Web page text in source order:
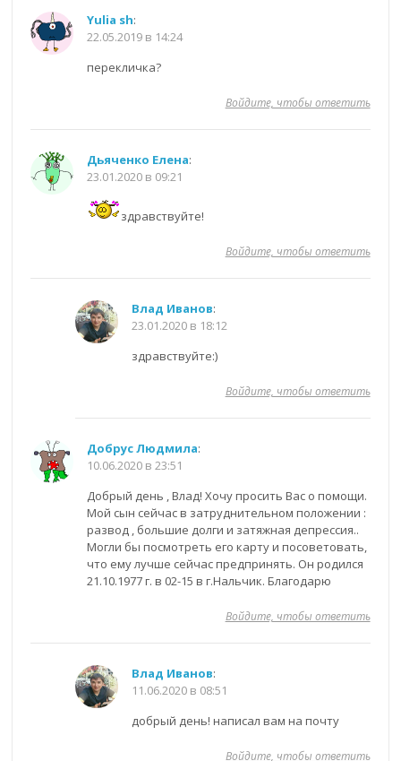
Yulia sh:
22.05.2019 в 14:24
перекличка?
Войдите, чтобы ответить
Дьяченко Елена:
23.01.2020 в 09:21
здравствуйте!
Войдите, чтобы ответить
Влад Иванов:
23.01.2020 в 18:12
здравствуйте:)
Войдите, чтобы ответить
Добрус Людмила:
10.06.2020 в 23:51
Добрый день , Влад! Хочу просить Вас о помощи.
Мой сын сейчас в затруднительном положении :
развод , большие долги и затяжная депрессия..
Могли бы посмотреть его карту и посоветовать,
что ему лучше сейчас предпринять. Он родился
21.10.1977 г. в 02-15 в г.Нальчик. Благодарю
Войдите, чтобы ответить
Влад Иванов:
11.06.2020 в 08:51
добрый день! написал вам на почту
Войдите, чтобы ответить